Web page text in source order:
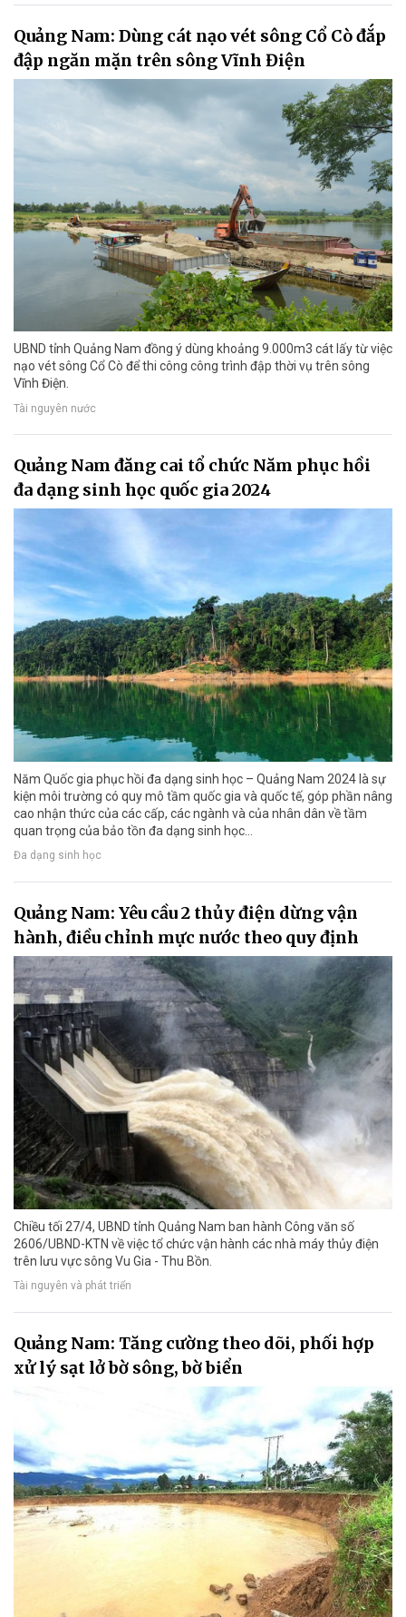
Quảng Nam: Dùng cát nạo vét sông Cổ Cò đắp
đập ngăn mặn trên sông Vĩnh Điện
UBND tỉnh Quảng Nam đồng ý dùng khoảng 9.000m3 cát lấy từ việc
nạo vét sông Cổ Cò để thi công công trình đập thời vụ trên sông
Vĩnh Điện.
Tài nguyên nước
Quảng Nam đăng cai tổ chức Năm phục hồi
đa dạng sinh học quốc gia 2024
Năm Quốc gia phục hồi đa dạng sinh học – Quảng Nam 2024 là sự
kiện môi trường có quy mô tầm quốc gia và quốc tế, góp phần nâng
cao nhận thức của các cấp, các ngành và của nhân dân về tầm
quan trọng của bảo tồn đa dạng sinh học…
Đa dạng sinh học
Quảng Nam: Yêu cầu 2 thủy điện dừng vận
hành, điều chỉnh mực nước theo quy định
Chiều tối 27/4, UBND tỉnh Quảng Nam ban hành Công văn số
2606/UBND-KTN về việc tổ chức vận hành các nhà máy thủy điện
trên lưu vực sông Vu Gia - Thu Bồn.
Tài nguyên và phát triển
Quảng Nam: Tăng cường theo dõi, phối hợp
xử lý sạt lở bờ sông, bờ biển